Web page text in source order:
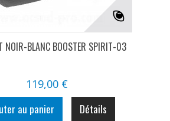
NOIR-BLANC BOOSTER SPIRIT-03
119,00 €
au panier Détails